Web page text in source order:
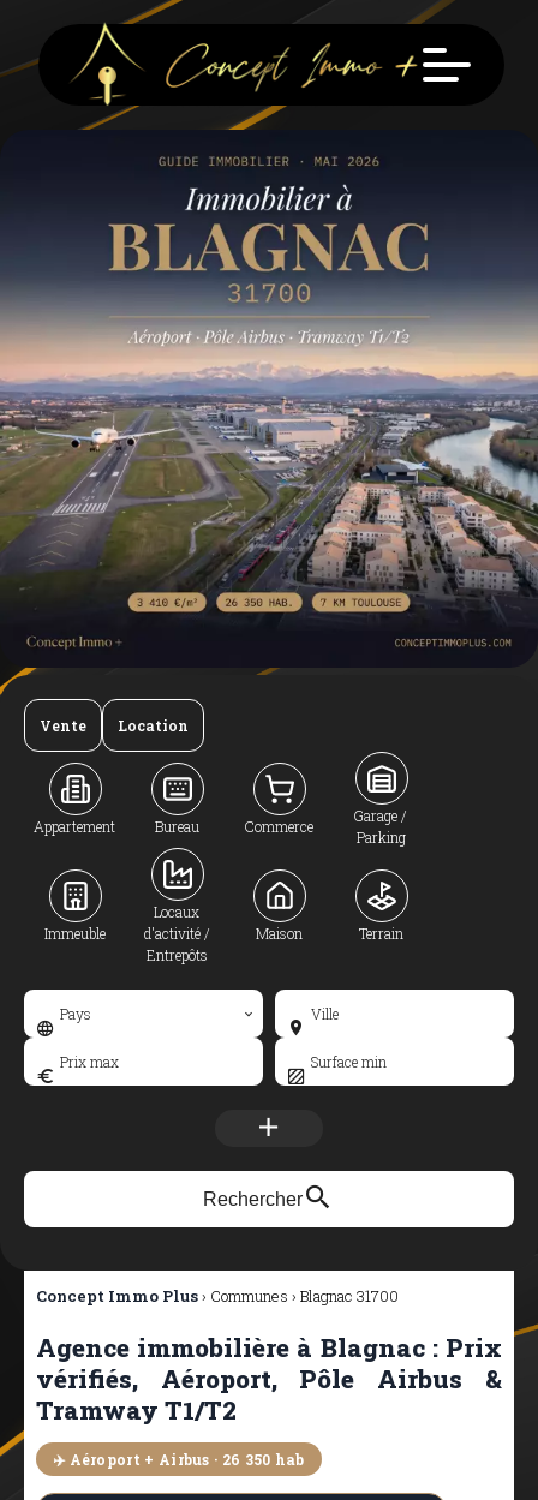
Vente Location
Appartement Bureau Commerce
Garage /
Parking
Immeuble
Locaux
d'activité /
Entrepôts
Maison Terrain
Pays Ville
Rechercher
Concept Immo Plus› Communes › Blagnac 31700
Agence immobilière à Blagnac : Prix
vérifiés, Aéroport, Pôle Airbus &
Tramway T1/T2
✈️ Aéroport + Airbus · 26 350 hab